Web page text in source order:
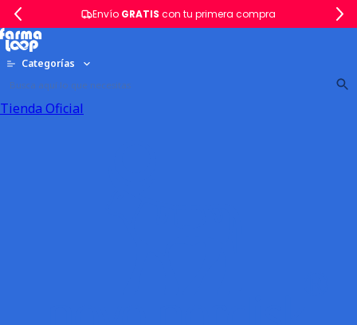
Envío GRATIS con tu primera compra
Categorías
Tienda Oficial